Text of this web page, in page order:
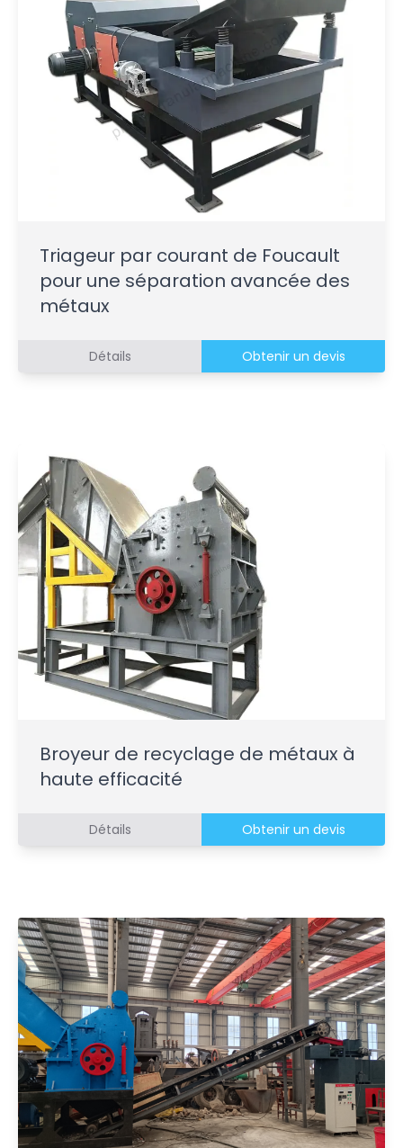
Triageur par courant de Foucault
pour une séparation avancée des
métaux
Détails Obtenir un devis
Broyeur de recyclage de métaux à
haute efficacité
Détails Obtenir un devis